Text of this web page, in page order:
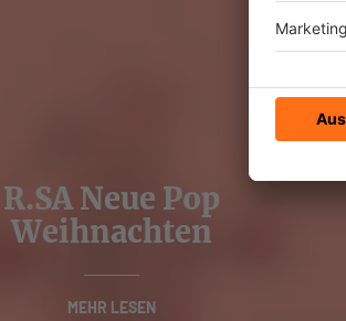
R.SA Neue Pop
Weihnachten
MEHR LESEN